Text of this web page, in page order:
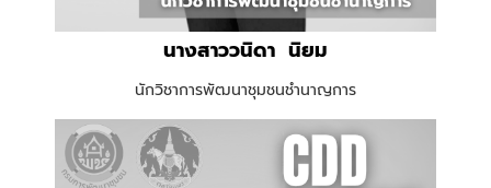
นางสาววนิดา นิยม
นักวิชาการพัฒนาชุมชนชำนาญการ